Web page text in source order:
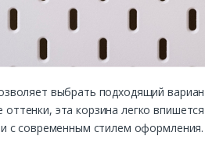
выбрать подходящий
эта корзина легко
и с современным стилем оформления.